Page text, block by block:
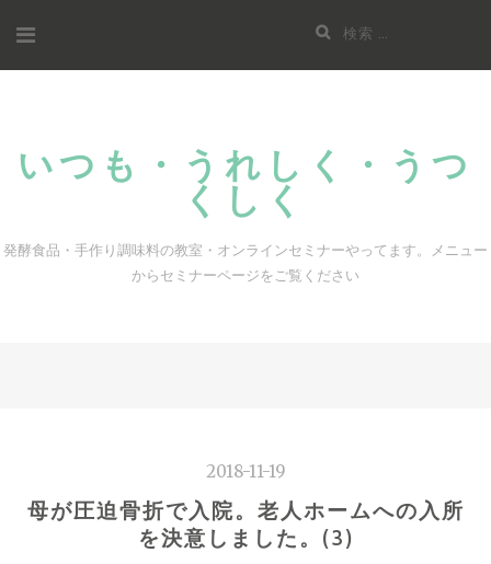
テ
ッ
検
いつも・うれしく・うつ
くしく
発酵食品・手作り調味料の教室・オンラインセミナーやってます。メニュー
からセミナーページをご覧ください
2018-11-19
母が圧迫骨折で入院。老人ホームへの入所
を決意しました。(3)